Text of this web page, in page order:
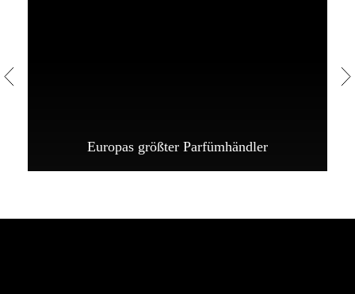
Europas größter Parfümhändler